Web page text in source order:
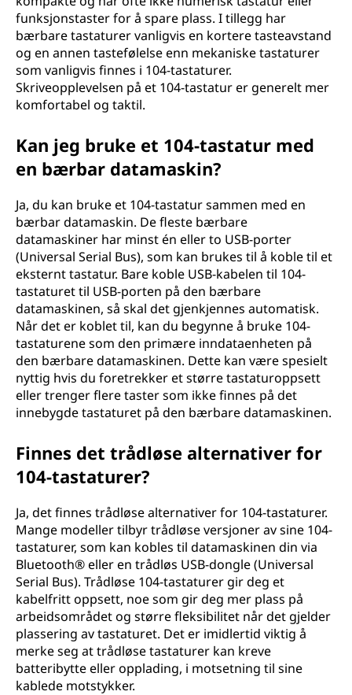
funksjonstaster for å spare plass. I tillegg har
bærbare tastaturer vanligvis en kortere tasteavstand
og en annen tastefølelse enn mekaniske tastaturer
som vanligvis finnes i 104-tastaturer.
Skriveopplevelsen på et 104-tastatur er generelt mer
komfortabel og taktil.
Kan jeg bruke et 104-tastatur med
en bærbar datamaskin?
Ja, du kan bruke et 104-tastatur sammen med en
bærbar datamaskin. De fleste bærbare
datamaskiner har minst én eller to USB-porter
(Universal Serial Bus), som kan brukes til å koble til et
eksternt tastatur. Bare koble USB-kabelen til 104-
tastaturet til USB-porten på den bærbare
datamaskinen, så skal det gjenkjennes automatisk.
Når det er koblet til, kan du begynne å bruke 104-
tastaturene som den primære inndataenheten på
den bærbare datamaskinen. Dette kan være spesielt
nyttig hvis du foretrekker et større tastaturoppsett
eller trenger flere taster som ikke finnes på det
innebygde tastaturet på den bærbare datamaskinen.
Finnes det trådløse alternativer for
104-tastaturer?
Ja, det finnes trådløse alternativer for 104-tastaturer.
Mange modeller tilbyr trådløse versjoner av sine 104-
tastaturer, som kan kobles til datamaskinen din via
Bluetooth® eller en trådløs USB-dongle (Universal
Serial Bus). Trådløse 104-tastaturer gir deg et
kabelfritt oppsett, noe som gir deg mer plass på
arbeidsområdet og større fleksibilitet når det gjelder
plassering av tastaturet. Det er imidlertid viktig å
merke seg at trådløse tastaturer kan kreve
batteribytte eller opplading, i motsetning til sine
kablede motstykker.